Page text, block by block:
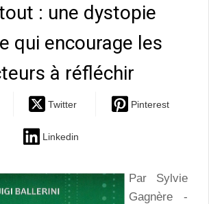
: une dystopie
qui encourage les
à réfléchir
Twitter Pinterest
Linkedin
Par Sylvie
Gagnère -